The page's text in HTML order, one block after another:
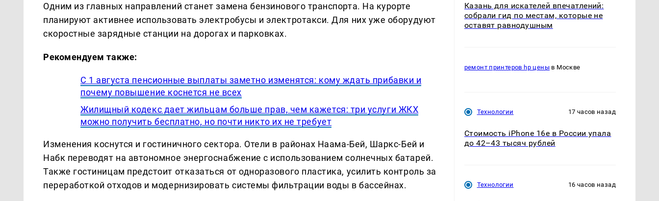
Одним из главных направлений станет замена бензинового транспорта. На курорте
планируют активнее использовать электробусы и электротакси. Для них уже оборудуют
скоростные зарядные станции на дорогах и парковках.
Рекомендуем также:
С 1 августа пенсионные выплаты заметно изменятся: кому ждать прибавки и
почему повышение коснется не всех
Жилищный кодекс дает жильцам больше прав, чем кажется: три услуги ЖКХ
можно получить бесплатно, но почти никто их не требует
Изменения коснутся и гостиничного сектора. Отели в районах Наама-Бей, Шаркс-Бей и
Набк переводят на автономное энергоснабжение с использованием солнечных батарей.
Также гостиницам предстоит отказаться от одноразового пластика, усилить контроль за
переработкой отходов и модернизировать системы фильтрации воды в бассейнах.
Казань для искателей впечатлений:
собрали гид по местам, которые не
оставят равнодушным
ремонт принтеров hp цены в Москве
Технологии 17 часов назад
Стоимость iPhone 16e в России упала
до 42–43 тысяч рублей
Технологии 16 часов назад